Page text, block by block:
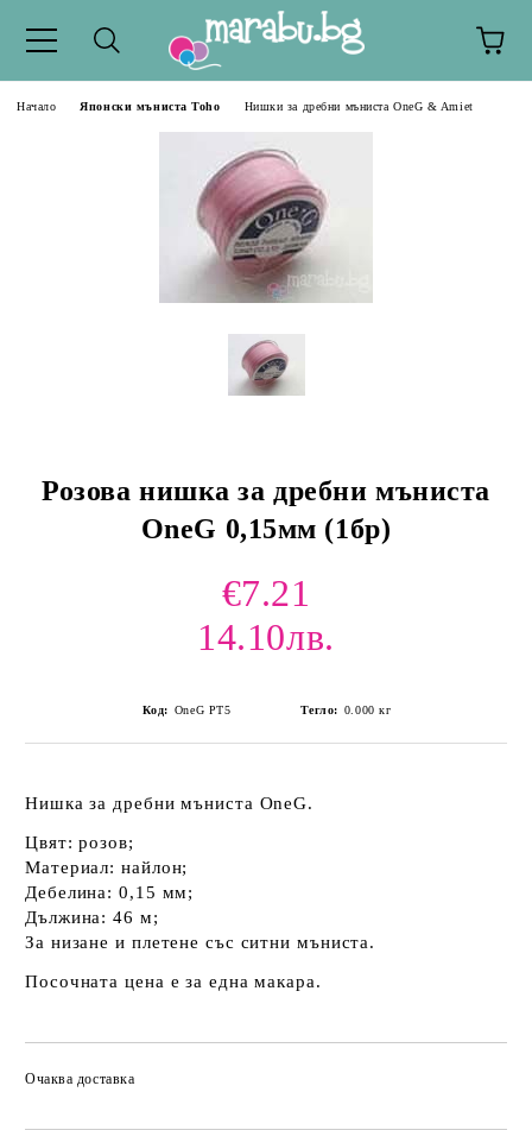
Начало Японски мъниста Toho Нишки за дребни мъниста OneG & Amiet
Розова нишка за дребни мъниста
OneG 0,15мм (1бр)
€7.21
14.10лв.
Код: OneG PT5 Тегло: 0.000 кг
Нишка за дребни мъниста OneG.
Цвят: розов;
Материал: найлон;
Дебелина: 0,15 мм;
Дължина: 46 м;
За низане и плетене със ситни мъниста.
Посочната цена е за една макара.
Очаква доставка